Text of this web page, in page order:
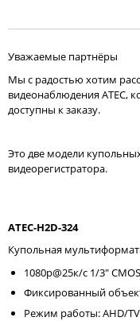
Уважаемые партнёры
Мы с радостью хотим
видеонаблюдения ATEC,
доступны к заказу.
Это две модели
видеорегистратора.
ATEC-H2D-324
Купольная
1080p@25к/с 1/3"
Фиксированный
Режим работы: AHD/